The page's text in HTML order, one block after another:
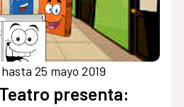
25 mayo 2019
presenta: